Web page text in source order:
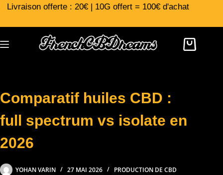
Livraison offerte : 20€ | 10G offert = 100€ d'achat
Comparatif huiles CBD :
full spectrum vs isolate en
2026
YOHAN VARIN 27 MAI 2026 PRODUCTION DE CBD